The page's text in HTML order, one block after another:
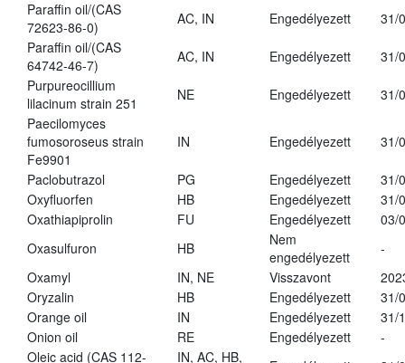
Paraffin oil/(CAS
72623-86-0)
AC, IN Engedélyezett
31/
Paraffin oil/(CAS
64742-46-7)
AC, IN Engedélyezett
31/
Purpureocillium
lilacinum strain 251
NE Engedélyezett
31/
Paecilomyces
fumosoroseus strain
Fe9901
IN Engedélyezett 31/
Paclobutrazol PG Engedélyezett
31/
Oxyfluorfen
HB Engedélyezett
31/
Oxathiapiprolin
FU Engedélyezett
03/
Oxasulfuron
HB
Nem
engedélyezett
-
Oxamyl
IN, NE Visszavont
Oryzalin
HB Engedélyezett
31/
Orange oil
IN Engedélyezett
31/
Onion oil
RE Engedélyezett
-
Oleic acid (CAS 112-
IN, AC, HB,